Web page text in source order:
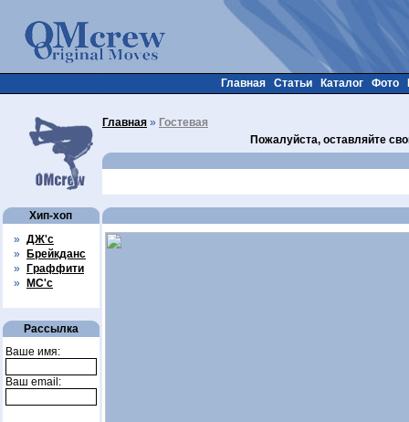
Хип-хоп
» ДЖ'с
»
Брейкданс
»
Граффити
»
МС'с
Рассылка
Ваше имя:
Ваш email:
Главная Статьи Каталог Фото
Главная » Гостевая
Пожалуйста, оставляйте